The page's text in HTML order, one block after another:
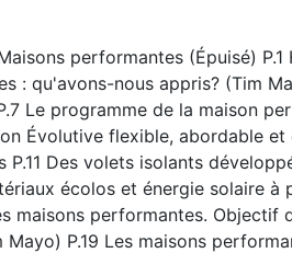
performantes (Épuisé)
: qu'avons-nous appris? (Tim
Le programme de la maison
Évolutive flexible, abordable
Des volets isolants
écolos et énergie solaire à
maisons performantes.
P.19 Les maisons